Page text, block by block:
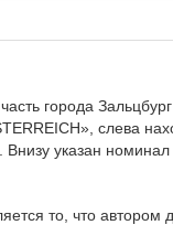
города
слева
указан
то, что автором